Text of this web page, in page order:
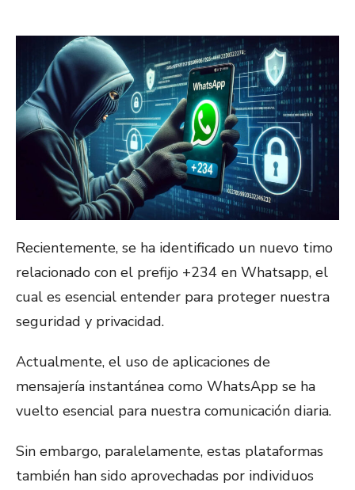
Recientemente, se ha identificado un nuevo timo
relacionado con el prefijo +234 en Whatsapp, el
cual es esencial entender para proteger nuestra
seguridad y privacidad.
Actualmente, el uso de aplicaciones de
mensajería instantánea como WhatsApp se ha
vuelto esencial para nuestra comunicación diaria.
Sin embargo, paralelamente, estas plataformas
también han sido aprovechadas por individuos